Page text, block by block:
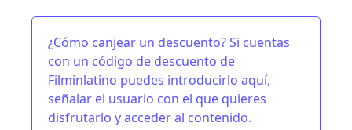
¿Cómo canjear un descuento? Si cuentas
con un código de descuento de
Filminlatino puedes introducirlo aquí,
señalar el usuario con el que quieres
disfrutarlo y acceder al contenido.